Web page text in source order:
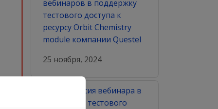
вебинаров в поддержку
тестового доступа к
ресурсу Orbit Chemistry
module компании Questel
25 ноября, 2024
Вторая сессия вебинара в
поддержку тестового